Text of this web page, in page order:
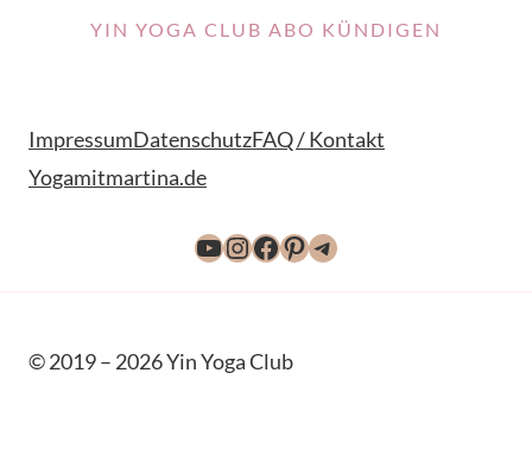
YIN YOGA CLUB ABO KÜNDIGEN
ImpressumDatenschutzFAQ / Kontakt
Yogamitmartina.de
YouTube
Instagram
Facebook
Pinterest
Telegram
© 2019 – 2026 Yin Yoga Club